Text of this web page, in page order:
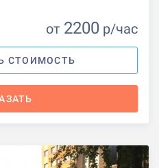
от 2200 р/час
СТОИМОСТЬ